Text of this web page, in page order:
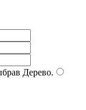
Дерево.